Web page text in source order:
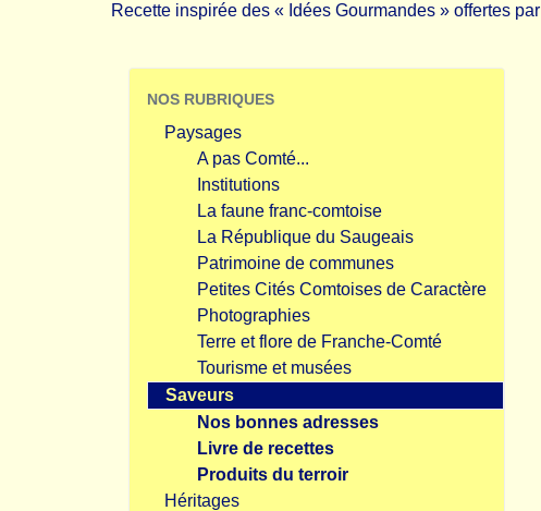
Recette inspirée des « Idées Gourmandes » offertes par
NOS RUBRIQUES
Paysages
A pas Comté...
Institutions
La faune franc-comtoise
La République du Saugeais
Patrimoine de communes
Petites Cités Comtoises de Caractère
Photographies
Terre et flore de Franche-Comté
Tourisme et musées
Saveurs
Nos bonnes adresses
Livre de recettes
Produits du terroir
Héritages